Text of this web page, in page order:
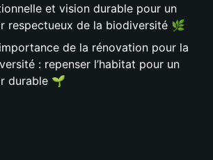
et vision durable pour un
respectueux de la biodiversité 🌿
de la rénovation pour la
: repenser l’habitat pour un
durable 🌱